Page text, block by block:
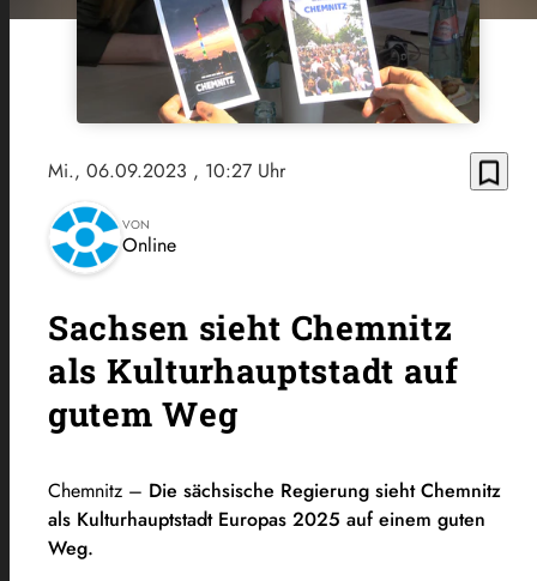
Mi., 06.09.2023 , 10:27 Uhr bookmark_border
VON
Online
Sachsen sieht Chemnitz
als Kulturhauptstadt auf
gutem Weg
Chemnitz – Die sächsische Regierung sieht Chemnitz
als Kulturhauptstadt Europas 2025 auf einem guten
Weg.